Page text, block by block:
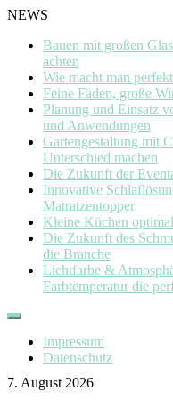
NEWS
Bauen mit großen
achten
Wie macht man
Feine Fäden, große
Planung und Einsatz
und Anwendungen
Gartengestaltung mit
Unterschied machen
Die Zukunft der
Innovative
Matratzentopper
Kleine Küchen
Die Zukunft des
die Branche
Lichtfarbe &
Farbtemperatur die
Skip
contentImpressum
Datenschutz
7. August 2026